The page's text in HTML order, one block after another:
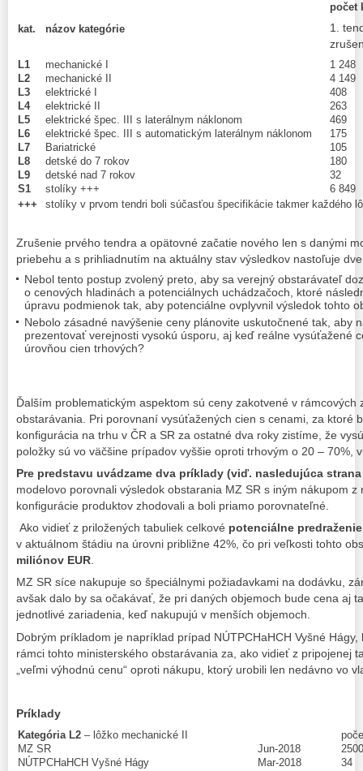
kat. názov kategórie
počet
1.
L1 mechanické I
1 248
L2
mechanické II
4 149
L3
elektrické I
408
L4
elektrické II
263
L5
elektrické špec. III s laterálnym náklonom
469
L6
elektrické špec. III s automatickým laterálnym náklonom
175
L7
Bariatrické
105
L8
detské do 7 rokov
180
L9
detské nad 7 rokov
32
S1
stolíky +++
6 849
+++
stolíky v prvom tendri boli súčasťou špecifikácie takmer každého
Zrušenie prvého tendra a opätovné začatie nového len s danými
priebehu a s prihliadnutím na aktuálny stav výsledkov nastoľuje
Nebol tento postup zvolený preto, aby sa verejný obstarávateľ
o cenových hladinách a potenciálnych uchádzačoch, ktoré
úpravu podmienok tak, aby potenciálne ovplyvnil výsledok tohto
Nebolo zásadné navýšenie ceny plánovite uskutočnené tak, aby
prezentovať verejnosti vysokú úsporu, aj keď reálne vysúťažené
úrovňou cien trhových?
Ďalším problematickým aspektom sú ceny zakotvené v rámcových
obstarávania. Pri porovnaní vysúťažených cien s cenami, za ktoré
konfigurácia na trhu v ČR a SR za ostatné dva roky zistíme, že
položky sú vo väčšine prípadov vyššie oproti trhovým o 20 – 70%,
Pre predstavu uvádzame dva príklady (viď. nasledujúca
modelovo porovnali výsledok obstarania MZ SR s iným nákupom
konfigurácie produktov zhodovali a boli priamo porovnateľné.
Ako vidieť z priložených tabuliek celkové potenciálne predraženie
v aktuálnom štádiu na úrovni približne 42%, čo pri veľkosti tohto
miliónov EUR.
MZ SR síce nakupuje so špeciálnymi požiadavkami na dodávku,
avšak dalo by sa očakávať, že pri daných objemoch bude cena aj
jednotlivé zariadenia, keď nakupujú v menších objemoch.
Dobrým príkladom je napríklad prípad NÚTPCHaHCH Vyšné
rámci tohto ministerského obstarávania za, ako vidieť z pripojenej
„veľmi výhodnú cenu“ oproti nákupu, ktorý urobili len nedávno vo
Príklady
Kategória L2 – lôžko mechanické II
MZ SR
Jun-2018
2500
NÚTPCHaHCH Vyšné Hágy
Mar-2018
34